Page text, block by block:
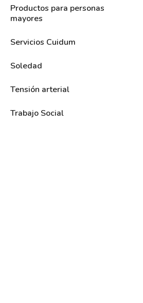
Productos para personas
mayores
Servicios Cuidum
Soledad
Tensión arterial
Trabajo Social